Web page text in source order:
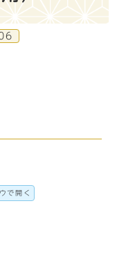
で開く